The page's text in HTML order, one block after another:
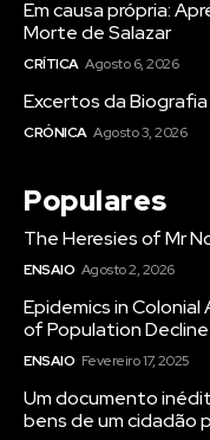
Em causa própria:
Morte de Salazar
CRÍTICA Agosto 6, 2026
Excertos da
CRÓNICA Agosto 3, 2026
Populares
The Heresies of Mr
ENSAIO Agosto 2, 2026
Epidemics in Colonial
of Population Decline
ENSAIO Fevereiro 17, 2025
Um documento
bens de um cidadão